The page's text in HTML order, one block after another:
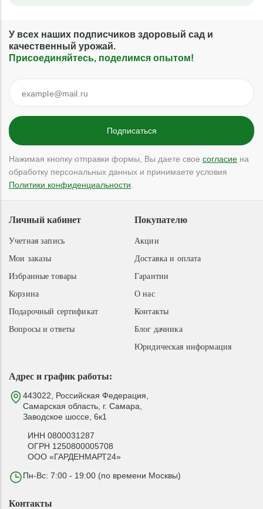
У всех наших подписчиков здоровый сад и
качественный урожай.
Присоединяйтесь, поделимся опытом!
Нажимая кнопку отправки формы, Вы даете свое согласие на
обработку персональных данных и принимаете условия
Политики конфиденциальности
Адрес и график работы:
443022, Российская Федерация,
Самарская область, г. Самара,
Заводское шоссе, 6к1
ИНН 0800031287
ОГРН 1250800005708
ООО «ГАРДЕНМАРТ24»
Пн-Вс: 7:00 - 19:00 (по времени Москвы)
Покупателю
Акции
Доставка и оплата
Гарантии
О нас
Контакты
Блог дачника
Юридическая информация
Личный кабинет
Учетная запись
Мои заказы
Избранные товары
Корзина
Подарочный сертификат
Вопросы и ответы
Контакты